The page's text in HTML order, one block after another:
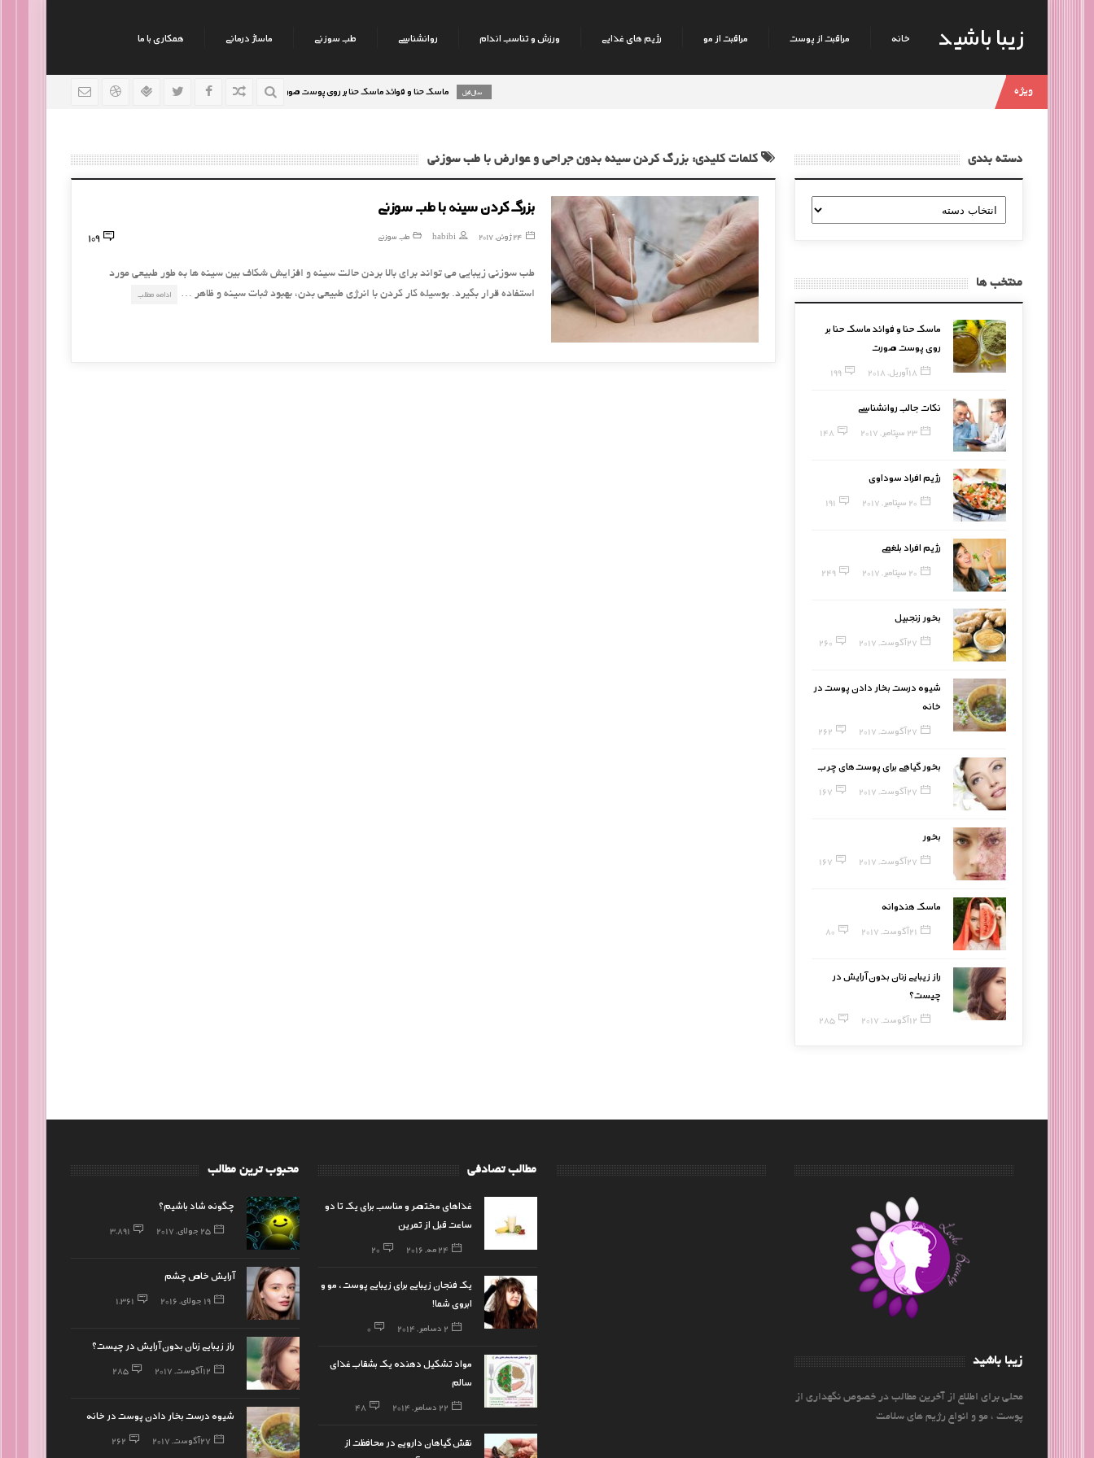
زیبا باشید خانه مراقبت از پوست مراقبت از مو رژیم های غذایی ورزش و تناسب اندام روانشناسی طب سوزنی ماساژ درمانی همکاری با ما
ویژه ماسک حنا و فوائد ماسک حنا بر روی پوست صورت نکات جالب روانشناسی 9 سال قبل
کلمات کلیدی: بزرگ کردن سینه بدون جراحی و عوارض با طب سوزنی
بزرگ کردن سینه با طب سوزنی
24 ژوئن, 2017 habibi طب سوزنی 109
طب سوزنی زیبایی می تواند برای بالا بردن حالت سینه و افزایش شکاف بین سینه ها به طور طبیعی مورد
استفاده قرار بگیرد. بوسیله کار کردن با انرژی طبیعی بدن، بهبود ثبات سینه و ظاهر …
ادامه مطلب
دسته بندی
دسته
بندی
منتخب ها
ماسک حنا و فوائد ماسک حنا بر
روی پوست صورت
18 آوریل, 2018 199
نکات جالب روانشناسی
23 سپتامبر, 2017 148
رژیم افراد سوداوی
20 سپتامبر, 2017 191
رژیم افراد بلغمی
20 سپتامبر, 2017 249
بخور زنجبیل
27 آگوست, 2017 260
شیوه درست بخار دادن پوست در
خانه
27 آگوست, 2017 262
بخور گیاهی برای پوست‌های چرب
27 آگوست, 2017 167
بخور
27 آگوست, 2017 167
ماسک هندوانه
21 آگوست, 2017 80
راز زیبایی زنان بدون آرایش در
چیست؟
12 آگوست, 2017 285
محبوب ترین مطالب
چگونه شاد باشیم؟
25 جولای, 2017 3,891
آرایش خاص چشم
19 جولای, 2016 1,361
راز زیبایی زنان بدون آرایش در چیست؟
12 آگوست, 2017 285
شیوه درست بخار دادن پوست در خانه
27 آگوست, 2017 262
مطالب تصادفی
غذاهای مختصر و مناسب برای یک تا دو
ساعت قبل از تمرین
24 مه, 2016 20
یک فنجان زیبایی برای زیبایی پوست ، مو و
ابروی شما!
2 دسامبر, 2014 0
مواد تشکیل دهنده یک بشقاب غذای
سالم
22 دسامبر, 2014 48
نقش گیاهان دارویی در محافظت از
زیبا باشید
محلی برای اطلاع از آخرین مطالب در خصوص نگهداری از
پوست ، مو و انواع رژیم های سلامت